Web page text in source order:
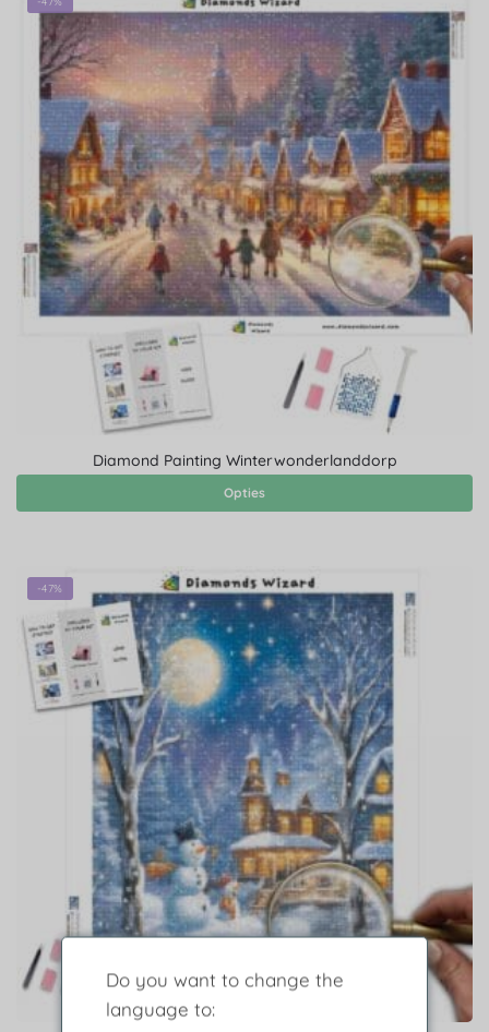
Diamond Painting Winterwonderlanddorp
Opties
-47%
Do you want to change the
language to: